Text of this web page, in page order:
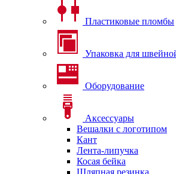
Пластиковые пломбы
Упаковка для
Оборудование
Аксессуары
Вешалки с логотипом
Кант
Лента-липучка
Косая бейка
Шляпная резинка